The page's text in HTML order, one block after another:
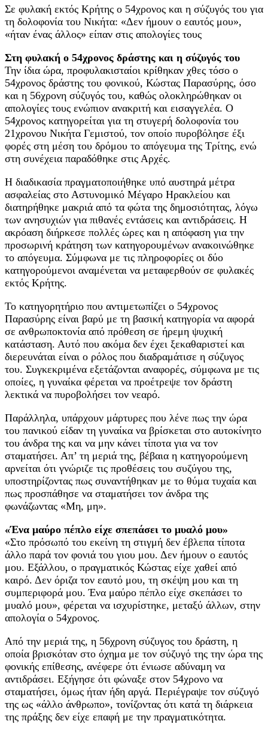
Σε φυλακή εκτός Κρήτης ο 54χρονος και η σύζυγός του για
τη δολοφονία του Νικήτα: «Δεν ήμουν ο εαυτός μου»,
«ήταν ένας άλλος» είπαν στις απολογίες τους
Στη φυλακή ο 54χρονος δράστης και η σύζυγός του
Την ίδια ώρα, προφυλακισταίοι κρίθηκαν χθες τόσο ο
54χρονος δράστης του φονικού, Κώστας Παρασύρης, όσο
και η 56χρονη σύζυγός του, καθώς ολοκληρώθηκαν οι
απολογίες τους ενώπιον ανακριτή και εισαγγελέα. Ο
54χρονος κατηγορείται για τη στυγερή δολοφονία του
21χρονου Νικήτα Γεμιστού, τον οποίο πυροβόλησε έξι
φορές στη μέση του δρόμου το απόγευμα της Τρίτης, ενώ
στη συνέχεια παραδόθηκε στις Αρχές.
Η διαδικασία πραγματοποιήθηκε υπό αυστηρά μέτρα
ασφαλείας στο Αστυνομικό Μέγαρο Ηρακλείου και
διατηρήθηκε μακριά από τα φώτα της δημοσιότητας, λόγω
των ανησυχιών για πιθανές εντάσεις και αντιδράσεις. Η
ακρόαση διήρκεσε πολλές ώρες και η απόφαση για την
προσωρινή κράτηση των κατηγορουμένων ανακοινώθηκε
το απόγευμα. Σύμφωνα με τις πληροφορίες οι δύο
κατηγορούμενοι αναμένεται να μεταφερθούν σε φυλακές
εκτός Κρήτης.
Το κατηγορητήριο που αντιμετωπίζει ο 54χρονος
Παρασύρης είναι βαρύ με τη βασική κατηγορία να αφορά
σε ανθρωποκτονία από πρόθεση σε ήρεμη ψυχική
κατάσταση. Αυτό που ακόμα δεν έχει ξεκαθαριστεί και
διερευνάται είναι ο ρόλος που διαδραμάτισε η σύζυγος
του. Συγκεκριμένα εξετάζονται αναφορές, σύμφωνα με τις
οποίες, η γυναίκα φέρεται να προέτρεψε τον δράστη
λεκτικά να πυροβολήσει τον νεαρό.
Παράλληλα, υπάρχουν μάρτυρες που λένε πως την ώρα
του πανικού είδαν τη γυναίκα να βρίσκεται στο αυτοκίνητο
του άνδρα της και να μην κάνει τίποτα για να τον
σταματήσει. Απ’ τη μεριά της, βέβαια η κατηγορούμενη
αρνείται ότι γνώριζε τις προθέσεις του συζύγου της,
υποστηρίζοντας πως συναντήθηκαν με το θύμα τυχαία και
πως προσπάθησε να σταματήσει τον άνδρα της
φωνάζωντας «Μη, μη».
«Ένα μαύρο πέπλο είχε σπεπάσει το μυαλό μου»
«Στο πρόσωπό του εκείνη τη στιγμή δεν έβλεπα τίποτα
άλλο παρά τον φονιά του γιου μου. Δεν ήμουν ο εαυτός
μου. Εξάλλου, ο πραγματικός Κώστας είχε χαθεί από
καιρό. Δεν όριζα τον εαυτό μου, τη σκέψη μου και τη
συμπεριφορά μου. Ένα μαύρο πέπλο είχε σκεπάσει το
μυαλό μου», φέρεται να ισχυρίστηκε, μεταξύ άλλων, στην
απολογία ο 54χρονος.
Από την μεριά της, η 56χρονη σύζυγος του δράστη, η
οποία βρισκόταν στο όχημα με τον σύζυγό της την ώρα της
φονικής επίθεσης, ανέφερε ότι ένιωσε αδύναμη να
αντιδράσει. Εξήγησε ότι φώναξε στον 54χρονο να
σταματήσει, όμως ήταν ήδη αργά. Περιέγραψε τον σύζυγό
της ως «άλλο άνθρωπο», τονίζοντας ότι κατά τη διάρκεια
της πράξης δεν είχε επαφή με την πραγματικότητα.